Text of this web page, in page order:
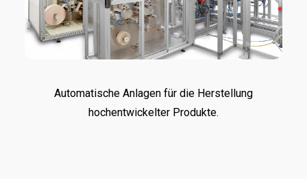
Automatische Anlagen für die Herstellung
hochentwickelter Produkte.